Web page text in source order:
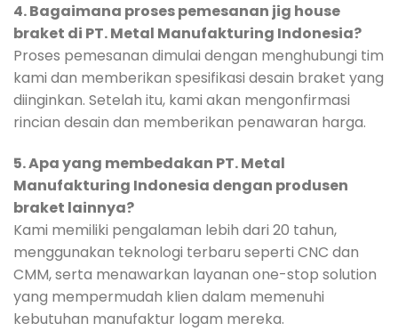
4. Bagaimana proses pemesanan jig house
braket di PT. Metal Manufakturing Indonesia?
Proses pemesanan dimulai dengan menghubungi tim
kami dan memberikan spesifikasi desain braket yang
diinginkan. Setelah itu, kami akan mengonfirmasi
rincian desain dan memberikan penawaran harga.
5. Apa yang membedakan PT. Metal
Manufakturing Indonesia dengan produsen
braket lainnya?
Kami memiliki pengalaman lebih dari 20 tahun,
menggunakan teknologi terbaru seperti CNC dan
CMM, serta menawarkan layanan one-stop solution
yang mempermudah klien dalam memenuhi
kebutuhan manufaktur logam mereka.